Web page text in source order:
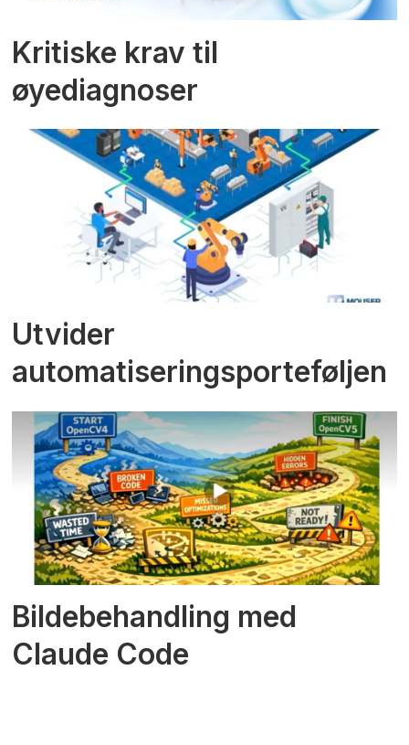
Kritiske krav til
øyediagnoser
Utvider
automatiseringsporteføljen
Bildebehandling med
Claude Code